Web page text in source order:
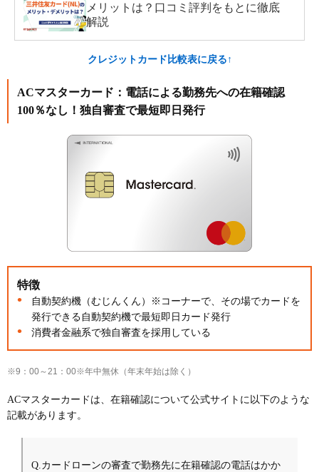
メリットは？口コミ評判をもとに徹底
解説
クレジットカード比較表に戻る↑
ACマスターカード：電話による勤務先への在籍確認
100％なし！独自審査で最短即日発行
特徴
自動契約機（むじんくん）※コーナーで、その場でカードを
発行できる自動契約機で最短即日カード発行
消費者金融系で独自審査を採用している
※9：00～21：00※年中無休（年末年始は除く）
ACマスターカードは、在籍確認について公式サイトに以下のような
記載があります。
Q.カードローンの審査で勤務先に在籍確認の電話はかか